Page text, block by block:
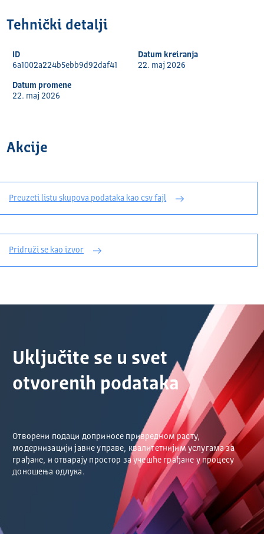
Tehnički detalјi
ID
6a1002a224b5ebb9d92daf41
Datum kreiranja
22. maj 2026
Datum promene
22. maj 2026
Akcije
Preuzeti listu skupova podataka kao csv fajl
Pridruži se kao izvor
Uključite se u svet
otvorenih podataka
Отворени подаци доприносе привредном расту,
модернизацији јавне управе, квалитетнијим услугама за
грађане, и отварају простор за учешће грађане у процесу
доношења одлука.